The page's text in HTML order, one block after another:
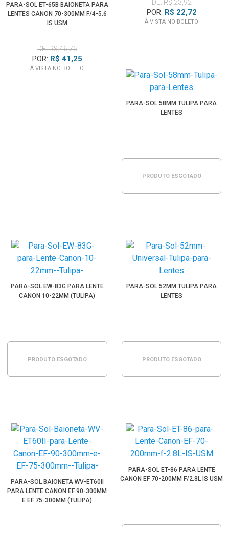
PARA-SOL ET-65B BAIONETA PARA
LENTES CANON 70-300MM F/4-5.6
IS USM
DE: R$ 46,75
POR: R$ 41,25
À VISTA NO BOLETO
DE: R$ 23,92
POR: R$ 22,72
À VISTA NO BOLETO
PARA-SOL 58MM TULIPA PARA
LENTES
PRODUTO ESGOTADO
PARA-SOL EW-83G PARA LENTE
CANON 10-22MM (TULIPA)
PRODUTO ESGOTADO
PARA-SOL 52MM TULIPA PARA
LENTES
PRODUTO ESGOTADO
PARA-SOL BAIONETA WV-ET60II
PARA LENTE CANON EF 90-300MM
E EF 75-300MM (TULIPA)
PARA-SOL ET-86 PARA LENTE
CANON EF 70-200MM F/2.8L IS USM